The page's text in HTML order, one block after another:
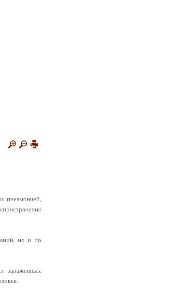
пневмонией,
но и по
зараженных